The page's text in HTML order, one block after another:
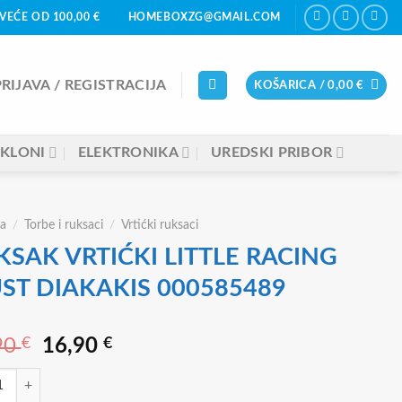
OD 100,00 € HOMEBOXZG@GMAIL.COM
/ REGISTRACIJA KOŠARICA /0,00€
ELEKTRONIKA UREDSKI PRIBOR
/ Torbe i ruksaci / Vrtićki ruksaci
VRTIĆKI LITTLE RACING
DIAKAKIS 000585489
€
Izvorna
16,90 €Trenutna
VRTIĆKI LITTLE RACING MUST DIAKAKIS 000585489 količina